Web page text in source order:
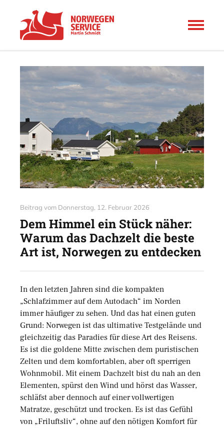
Beitrag vom Donnerstag, 12. Februar 2026
Dem Himmel ein Stück näher:
Warum das Dachzelt die beste
Art ist, Norwegen zu entdecken
In den letzten Jahren sind die kompakten
„Schlafzimmer auf dem Autodach“ im Norden
immer häufiger zu sehen. Und das hat einen guten
Grund: Norwegen ist das ultimative Testgelände und
gleichzeitig das Paradies für diese Art des Reisens.
Es ist die goldene Mitte zwischen dem puristischen
Zelten und dem komfortablen, aber oft sperrigen
Wohnmobil. Mit einem Dachzelt bist du nah an den
Elementen, spürst den Wind und hörst das Wasser,
schläfst aber dennoch auf einer vollwertigen
Matratze, geschützt und trocken. Es ist das Gefühl
von „Friluftsliv“, ohne auf den nötigen Komfort für